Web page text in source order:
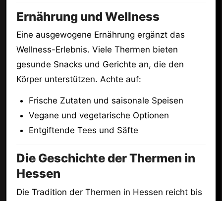
Ernährung und Wellness
Eine ausgewogene Ernährung ergänzt das
Wellness-Erlebnis. Viele Thermen bieten
gesunde Snacks und Gerichte an, die den
Körper unterstützen. Achte auf:
Frische Zutaten und saisonale Speisen
Vegane und vegetarische Optionen
Entgiftende Tees und Säfte
Die Geschichte der Thermen in
Hessen
Die Tradition der Thermen in Hessen reicht bis